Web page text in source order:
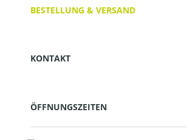
BESTELLUNG & VERSAND
KONTAKT
ÖFFNUNGSZEITEN